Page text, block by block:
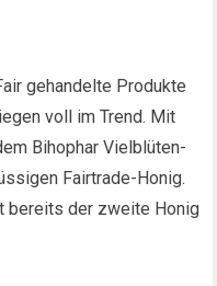
gehandelte Produkte
voll im Trend. Mit
Bihophar Vielblüten-
Fairtrade-Honig.
bereits der zweite Honig